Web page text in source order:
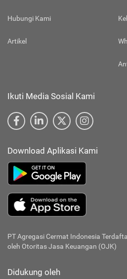
Hubungi Kami
Artikel
Ikuti Media Sosial Kami
Download Aplikasi Kami
PT Agregasi Cermat Indonesia
oleh Otoritas Jasa Keuangan (OJK)
Didukung oleh